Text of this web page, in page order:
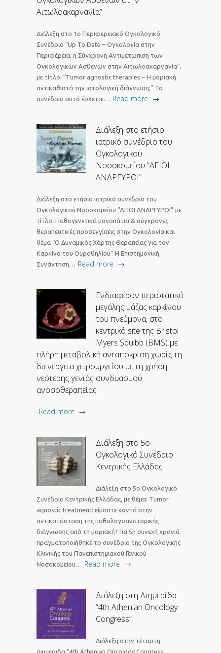
Αιτωλοακαρνανία”
Διάλεξη στο 1ο Περιφερειακό Ογκολογικό
Συνέδριο “Up To Date – Ογκολογία στην
Περιφέρεια, η Σύγχρονη Αντιμετώπιση των
Ογκολογικών Ασθενών στην Αιτωλοακαρνανία”,
με τίτλο: “Tumor agnostic therapies – Η μοριακή
αντικαθιστά την ιστολογική διάγνωση;” Το
συνέδριο αυτό έρχεται… Read more
Διάλεξη στο ετήσιο
ιατρικό συνέδριο του
Ογκολογικού
Νοσοκομείου “ΑΓΙΟΙ
ΑΝΑΡΓΥΡΟΙ”
Διάλεξη στο ετήσιο ιατρικό συνέδριο του
Ογκολογικού Νοσοκομείου “ΑΓΙΟΙ ΑΝΑΡΓΥΡΟΙ” με
τίτλο: Παθογενετικά μονοπάτια & σύγχρονες
θεραπευτικές προσεγγίσεις στην Ογκολογία και
θέμα “Ο Δυναμικός Χάρτης Θεραπείας για τον
Καρκίνο του Ουροθηλίου” H Επιστημονική
Συνάντηση… Read more
Ενδιαφέρον περιστατικό
μεγάλης μάζας καρκίνου
του πνεύμονα, στο
κεντρικό site της Bristol
Myers Squibb (BMS) με
πλήρη μεταβολική ανταπόκριση χωρίς τη
διενέργεια χειρουργείου με τη χρήση
νεότερης γενιάς συνδυασμού
ανοσοθεραπείας
Read more
Διάλεξη στο 5ο
Ογκολογικό Συνέδριο
Κεντρικής Ελλάδας
Διάλεξη στο 5ο Ογκολογικό
Συνέδριο Κεντρικής Ελλάδας, με θέμα: Tumor
agnostic treatment: είμαστε κοντά στην
αντικατάσταση της παθολογοανατομικής
διάγνωσης από τη μοριακή? Για 5η συνεχή χρονιά
πραγματοποιήθηκε το συνέδριο της Ογκολογικής
Κλινικής του Πανεπιστημιακού Γενικού
Νοσοκομείου… Read more
Διάλεξη στη Διημερίδα
“4th Athenian Oncology
Congress”
Διάλεξη στην τέταρτη